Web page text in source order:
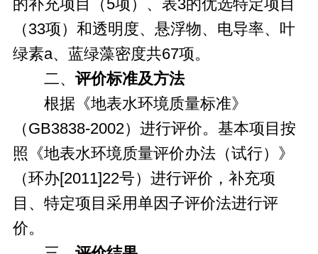
的补充项目（5项）、表3的优选特定项目
（33项）和透明度、悬浮物、电导率、叶
绿素a、蓝绿藻密度共67项。
二、 评价标准及方法
根据《地表水环境质量标准》
（GB3838-2002）进行评价。基本项目按
照《地表水环境质量评价办法（试行）》
（环办[2011]22号）进行评价，补充项
目、特定项目采用单因子评价法进行评
价。